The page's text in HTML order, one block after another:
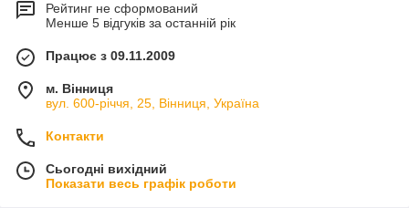
Рейтинг не сформований
Менше 5 відгуків за останній рік
Працює з 09.11.2009
м. Вінниця
вул. 600-річчя, 25, Вінниця, Україна
Контакти
Сьогодні вихідний
Показати весь графік роботи